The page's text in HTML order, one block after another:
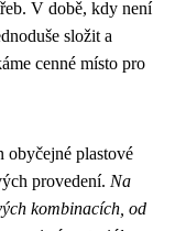
V době, kdy není
složit a
cenné místo pro
obyčejné plastové
provedení. Na
kombinacích, od